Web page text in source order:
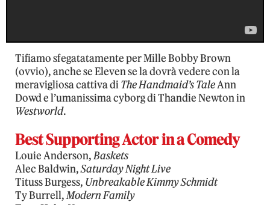
Tifiamo sfegatatamente per Mille Bobby Brown
(ovvio), anche se Eleven se la dovrà vedere con la
meravigliosa cattiva diThe Handmaid’s TaleAnn
Dowd e l’umanissima cyborg di Thandie Newton in
Westworld.
Best Supporting Actor in a Comedy
Louie Anderson,Baskets
Alec Baldwin,Saturday Night Live
Tituss Burgess, Unbreakable Kimmy Schmidt
Ty Burrell,Modern Family